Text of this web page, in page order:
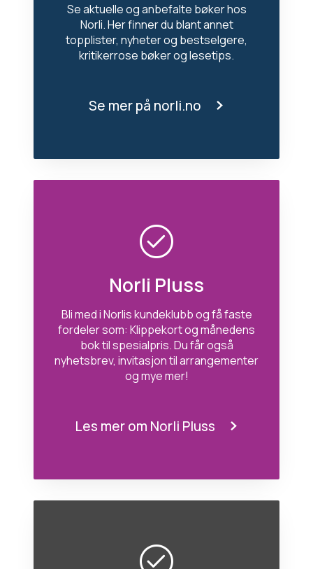
Se aktuelle og anbefalte bøker hos
Norli. Her finner du blant annet
topplister, nyheter og bestselgere,
kritikerrose bøker og lesetips.
Se mer på norli.no
Norli Pluss
Bli med i Norlis kundeklubb og få faste
fordeler som: Klippekort og månedens
bok til spesialpris. Du får også
nyhetsbrev, invitasjon til arrangementer
og mye mer!
Les mer om Norli Pluss